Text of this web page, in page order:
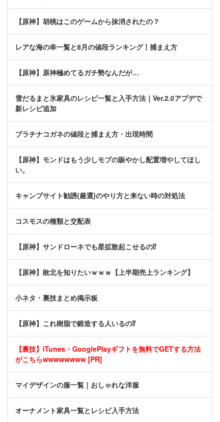
【原神】胡桃はこのゲームから抹消されたの？
レアな海の幸一覧と8月の値段ランキング丨捕まえ方
【原神】原神極めてるガチ勢なんだが…
雪だるまと氷家具のレシピ一覧と入手方法｜Ver.2.0アプデで
新レシピ追加
プラチナコガネの値段と捕まえ方・出現時間
【原神】モンドはもう少しモブの賑やかし配置増やしてほし
い。
キャンプサイト勧誘(厳選)のやり方と来ない時の対処法
コスモスの種類と交配表
【原神】サンドローネでも星拡散起こせるの⁉
【原神】敗北を知りたいｗｗｗ【上半期売上ランキング】
小ネタ・裏技まとめ掲示板
【原神】これ樹脂で鍛造する人いるの⁉
【裏技】iTunes・GooglePlayギフトを無料でGETする方法
がこちらwwwwwwww [PR]
マイデザインの服一覧｜おしゃれな洋服
オーナメント家具一覧とレシピ入手方法